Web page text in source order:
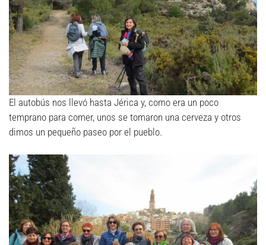
El autobús nos llevó hasta Jérica y, como era un poco
temprano para comer, unos se tomaron una cerveza y otros
dimos un pequeño paseo por el pueblo.